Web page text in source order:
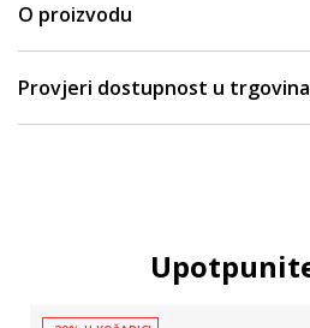
O proizvodu
Provjeri dostupnost u